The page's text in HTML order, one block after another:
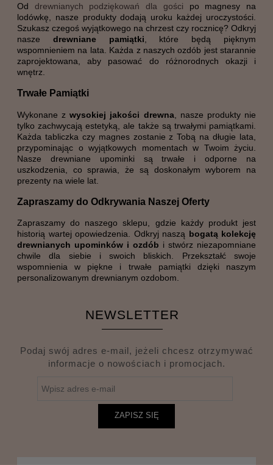
Od drewnianych podziękowań dla gości po magnesy na
lodówkę, nasze produkty dodają uroku każdej uroczystości.
Szukasz czegoś wyjątkowego na chrzest czy rocznicę? Odkryj
nasze drewniane pamiątki , które będą pięknym
wspomnieniem na lata. Każda z naszych ozdób jest starannie
zaprojektowana, aby pasować do różnorodnych okazji i
wnętrz.
Trwałe Pamiątki
Wykonane zwysokiej jakości drewna, nasze produkty nie
tylko zachwycają estetyką, ale także są trwałymi pamiątkami.
Każda tabliczka czy magnes zostanie z Tobą na długie lata,
przypominając o wyjątkowych momentach w Twoim życiu.
Nasze drewniane upominki są trwałe i odporne na
uszkodzenia, co sprawia, że są doskonałym wyborem na
prezenty na wiele lat.
Zapraszamy do Odkrywania Naszej Oferty
Zapraszamy do naszego sklepu, gdzie każdy produkt jest
historią wartej opowiedzenia. Odkryj naszą bogatą kolekcję
drewnianych upominków i ozdób i stwórz niezapomniane
chwile dla siebie i swoich bliskich. Przekształć swoje
wspomnienia w piękne i trwałe pamiątki dzięki naszym
personalizowanym drewnianym ozdobom.
NEWSLETTER
Podaj swój adres e-mail, jeżeli chcesz otrzymywać
informacje o nowościach i promocjach.
ZAPISZ SIĘ